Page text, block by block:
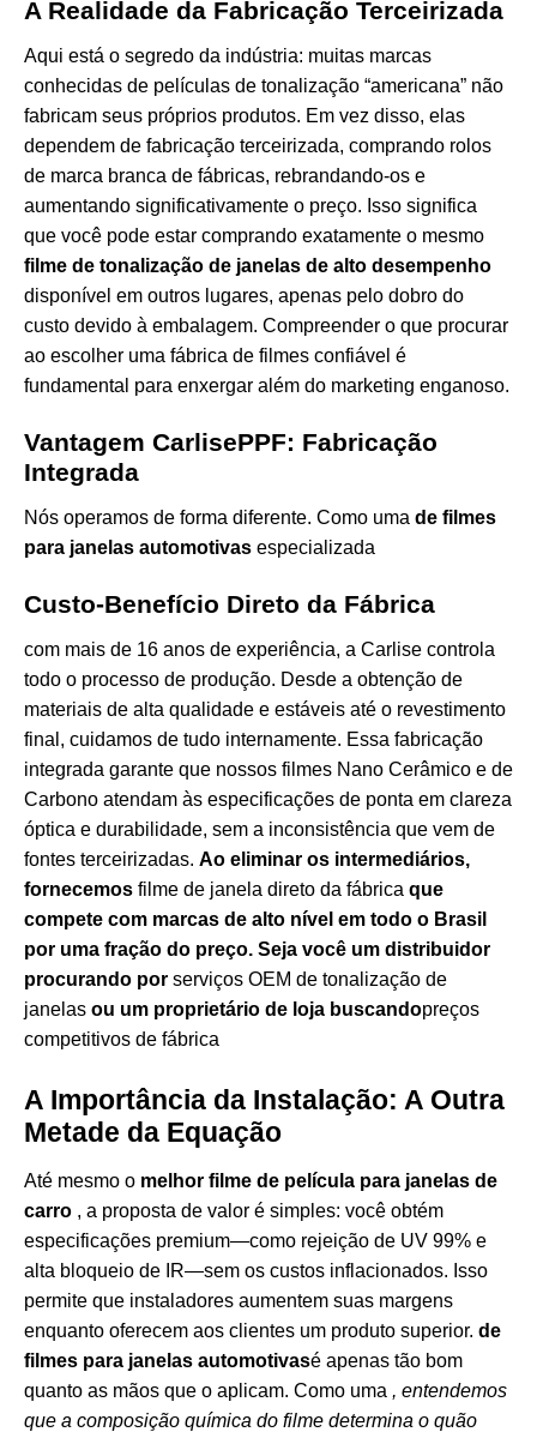
A Realidade da Fabricação Terceirizada
Aqui está o segredo da indústria: muitas marcas
conhecidas de películas de tonalização “americana” não
fabricam seus próprios produtos. Em vez disso, elas
dependem de fabricação terceirizada, comprando rolos
de marca branca de fábricas, rebrandando-os e
aumentando significativamente o preço. Isso significa
que você pode estar comprando exatamente o mesmo
filme de tonalização de janelas de alto desempenho
disponível em outros lugares, apenas pelo dobro do
custo devido à embalagem. Compreender o que procurar
ao escolher uma fábrica de filmes confiável é
fundamental para enxergar além do marketing enganoso.
Vantagem CarlisePPF: Fabricação
Integrada
Nós operamos de forma diferente. Como uma de filmes
para janelas automotivas especializada
Custo-Benefício Direto da Fábrica
com mais de 16 anos de experiência, a Carlise controla
todo o processo de produção. Desde a obtenção de
materiais de alta qualidade e estáveis até o revestimento
final, cuidamos de tudo internamente. Essa fabricação
integrada garante que nossos filmes Nano Cerâmico e de
Carbono atendam às especificações de ponta em clareza
óptica e durabilidade, sem a inconsistência que vem de
fontes terceirizadas. Ao eliminar os intermediários,
fornecemos filme de janela direto da fábrica que
compete com marcas de alto nível em todo o Brasil
por uma fração do preço. Seja você um distribuidor
procurando por serviços OEM de tonalização de
janelas ou um proprietário de loja buscandopreços
competitivos de fábrica
A Importância da Instalação: A Outra
Metade da Equação
Até mesmo o melhor filme de película para janelas de
carro , a proposta de valor é simples: você obtém
especificações premium—como rejeição de UV 99% e
alta bloqueio de IR—sem os custos inflacionados. Isso
permite que instaladores aumentem suas margens
enquanto oferecem aos clientes um produto superior. de
filmes para janelas automotivasé apenas tão bom
quanto as mãos que o aplicam. Como uma , entendemos
que a composição química do filme determina o quão